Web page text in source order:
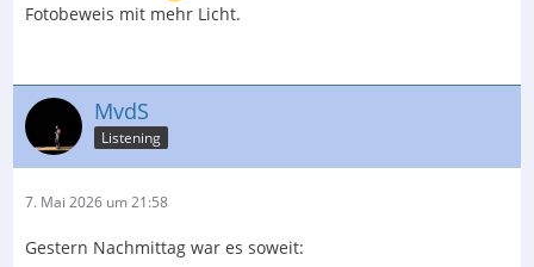
Fotobeweis mit mehr Licht.
MvdS
Listening
7. Mai 2026 um 21:58
Gestern Nachmittag war es soweit: